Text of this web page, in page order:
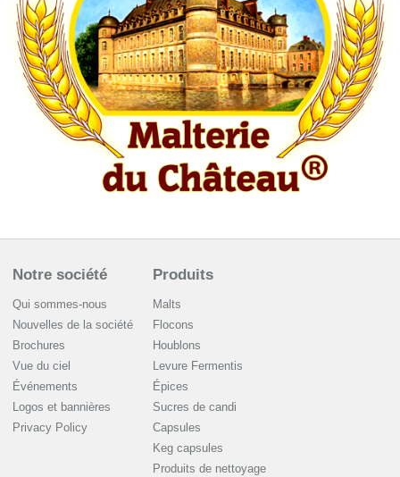
Notre société
Qui sommes-nous
Nouvelles de la société
Brochures
Vue du ciel
Événements
Logos et bannières
Privacy Policy
Produits
Malts
Flocons
Houblons
Levure Fermentis
Épices
Sucres de candi
Capsules
Keg capsules
Produits de nettoyage